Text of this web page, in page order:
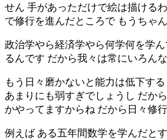
せん 手があっただけで絵は描ける
で修行を進んだところで もうちゃ
政治学やら経済学やら何学何を学
るんです だから我々は常にいろん
もう日々磨かないと能力は低下す
あまりにも弱すぎでしょうし だか
かやってますからね だから日々修
例えば ある五年間数学を学んだと